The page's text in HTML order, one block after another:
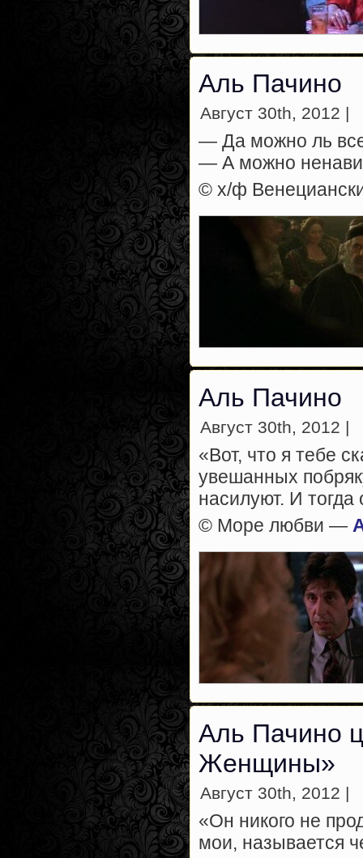
Аль Пачино
Август 30th, 2012 |
— Да можно ль
— А можно
© х/ф
Аль Пачино
Август 30th, 2012 |
«Вот, что я тебе
увешанных
насилуют. И
© Море любви —
Аль Пачино
Женщины»
Август 30th, 2012 |
«Он никого не
мои, называется